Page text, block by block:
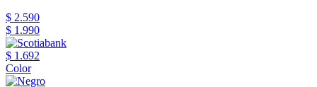
$ 2.590
$ 1.990
$ 1.692
Color